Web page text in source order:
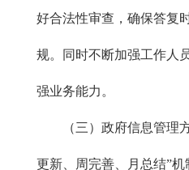
好合法性审查，确保答复
规。同时不断加强工作人
强业务能力。
（三）政府信息管理
更新、周完善、月总结”